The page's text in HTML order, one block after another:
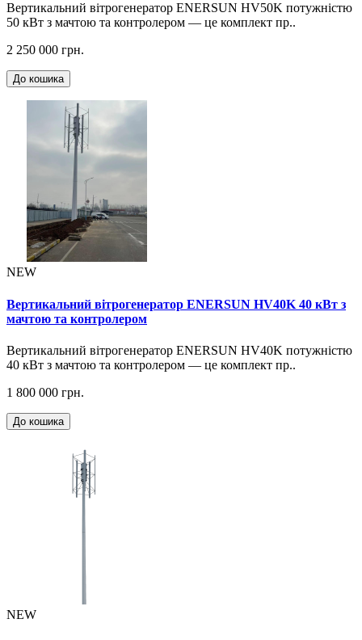
Вертикальний вітрогенератор ENERSUN HV50K потужністю
50 кВт з мачтою та контролером — це комплект пр..
2 250 000 грн.
До кошика
NEW
Вертикальний вітрогенератор ENERSUN HV40K 40 кВт з
мачтою та контролером
Вертикальний вітрогенератор ENERSUN HV40K потужністю
40 кВт з мачтою та контролером — це комплект пр..
1 800 000 грн.
До кошика
NEW